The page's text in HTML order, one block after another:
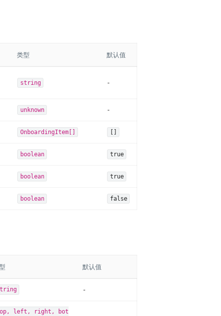
类型 默认值
string -
unknown -
OnboardingItem[]
boolean true
boolean true
boolean false
默认值
-
left, right, bot